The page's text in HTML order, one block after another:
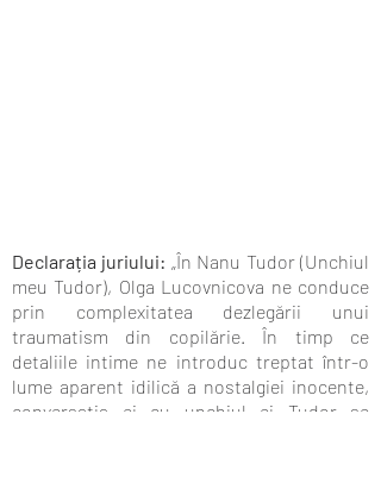
Declarația juriului: „În Nanu Tudor (Unchiul
meu Tudor), Olga Lucovnicova ne conduce
prin complexitatea dezlegării unui
traumatism din copilărie. În timp ce
detaliile intime ne introduc treptat într-o
lume aparent idilică a nostalgiei inocente,
conversația ei cu unchiul ei Tudor se